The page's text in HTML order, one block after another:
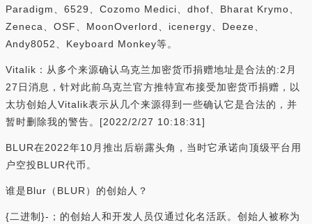
Paradigm、6529、Cozomo Medici、dhof、Bharat Krymo、
Zeneca、OSF、MoonOverlord、icenergy、Deeze、
Andy8052、Keyboard Monkey等。
Vitalik：从多个来源确认乌克兰加密货币捐赠地址是合法的:2月
27日消息，针对此前乌克兰官方推特宣布接受加密货币捐赠，以
太坊创始人Vitalik表示从几个来源得到一些确认它是合法的，并
暂时删除我的警告。[2022/2/27 10:18:31]
BLUR在2022年10月推出后崭露头角，当时它承诺向顶级平台用
户空投BLUR代币。
谁是Blur（BLUR）的创始人？
{二进制}-；的创始人和开发人员仅通过化名活跃。创始人被称为